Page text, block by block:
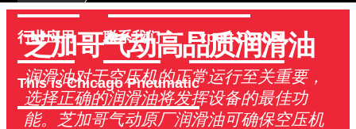
行业应用 联系我们 Expert Corner
This is Chicago Pneumatic
芝加哥气动高品质润滑油
润滑油对于空压机的正常运行至关重要，
选择正确的润滑油将发挥设备的最佳功
能。芝加哥气动原厂润滑油可确保空压机